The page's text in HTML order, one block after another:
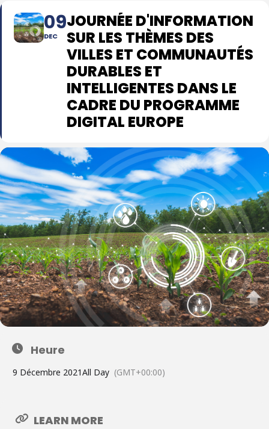
09
DEC
JOURNÉE D'INFORMATION
SUR LES THÈMES DES
VILLES ET COMMUNAUTÉS
DURABLES ET
INTELLIGENTES DANS LE
CADRE DU PROGRAMME
DIGITAL EUROPE
Heure
9 Décembre 2021All Day (GMT+00:00)
LEARN MORE